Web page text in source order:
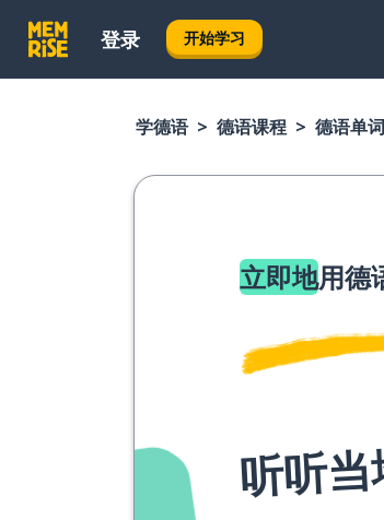
登录 开始学习
学德语 德语课程 德语单
立即地用德
听听